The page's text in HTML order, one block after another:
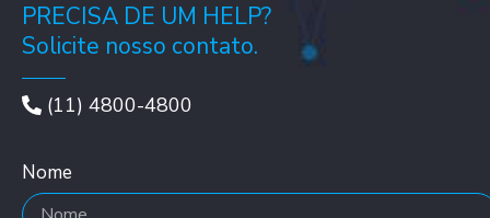
PRECISA DE UM HELP?
Solicite nosso contato.
(11) 4800-4800
Nome